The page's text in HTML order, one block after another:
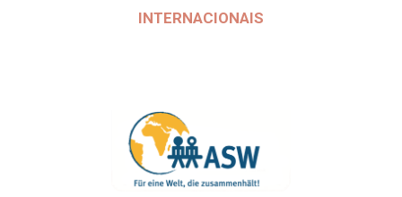
INTERNACIONAIS